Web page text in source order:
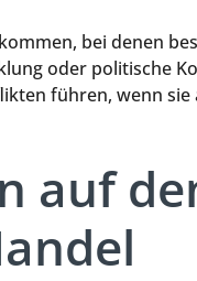
bei denen
oder politische
führen, wenn
auf